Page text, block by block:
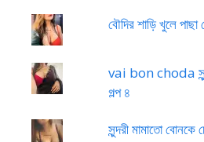
বৌদির শাড়ি খুলে পাছা
vai bon choda
গল্প ৪
সুন্দরী মামাতো বোনকে